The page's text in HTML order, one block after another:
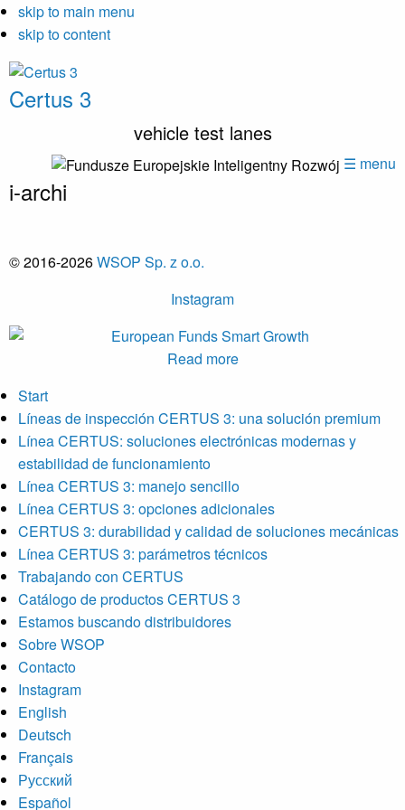
skip to main menu
skip to content
Certus 3
vehicle test lanes
☰ menu
i-archi
© 2016-2026WSOP Sp. z o.o.
Instagram
Read more
Start
Líneas de inspección CERTUS 3: una solución premium
Línea CERTUS: soluciones electrónicas modernas y
estabilidad de funcionamiento
Línea CERTUS 3: manejo sencillo
Línea CERTUS 3: opciones adicionales
CERTUS 3: durabilidad y calidad de soluciones mecánicas
Línea CERTUS 3: parámetros técnicos
Trabajando con CERTUS
Catálogo de productos CERTUS 3
Estamos buscando distribuidores
Sobre WSOP
Contacto
Instagram
English
Deutsch
Français
Русский
Español